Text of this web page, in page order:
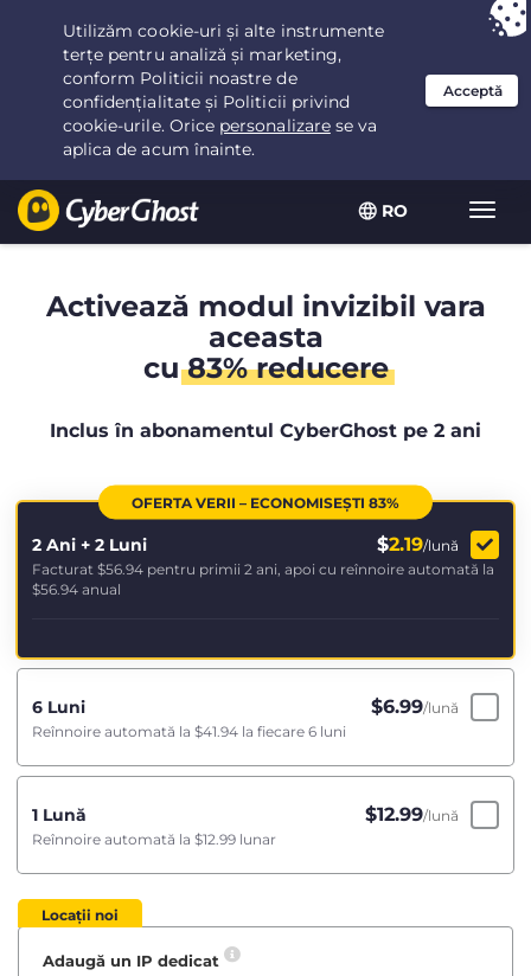
RO
Ai ales:Cea mai bună ofertăpentru 2.1666666666667ani la $
Activează modul invizibil vara
aceasta
cu83% reducere
Inclus în abonamentul CyberGhost pe 2 ani
OFERTA VERII – ECONOMISEȘTI 83%
2 Ani + 2 Luni $2.19/lună
Facturat $56.94 pentru primii 2 ani, apoi cu reînnoire automată la
$56.94 anual
6 Luni $6.99/lună
Reînnoire automată la $41.94 la fiecare 6 luni
1 Lună $12.99/lună
Reînnoire automată la $12.99 lunar
Locații noi
Adaugă un IP dedicat